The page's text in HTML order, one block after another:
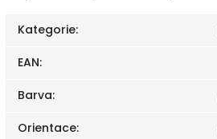
Kategorie:
EAN:
Barva:
Orientace: